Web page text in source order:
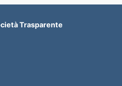
Trasparente